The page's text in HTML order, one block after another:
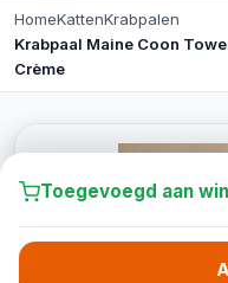
HomeKattenKrabpalen
Krabpaal Maine Coon
Crème
Toegevoegd aan